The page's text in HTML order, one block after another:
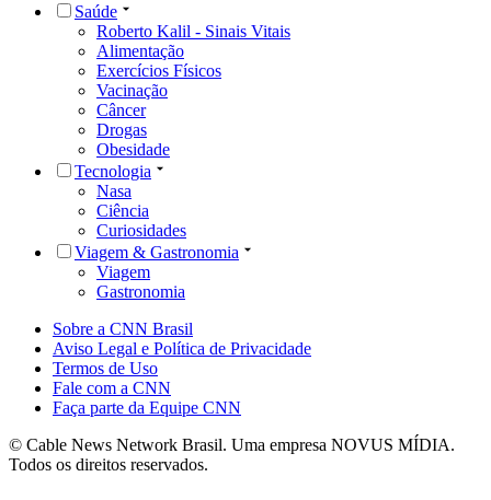
Saúde
Roberto Kalil - Sinais Vitais
Alimentação
Exercícios Físicos
Vacinação
Câncer
Drogas
Obesidade
Tecnologia
Nasa
Ciência
Curiosidades
Viagem & Gastronomia
Viagem
Gastronomia
Sobre a CNN Brasil
Aviso Legal e Política de Privacidade
Termos de Uso
Fale com a CNN
Faça parte da Equipe CNN
© Cable News Network Brasil. Uma empresa NOVUS MÍDIA.
Todos os direitos reservados.